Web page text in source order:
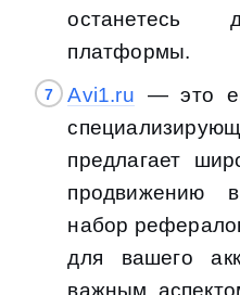
останетесь
платформы.
Avi1.ru — это
предлагает
продвижению
набор
для вашего
важным